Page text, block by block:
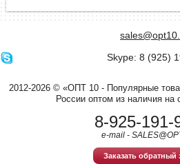
Skype: 8 (925)
2012-2026 © «ОПТ 10 - Популярные
России оптом из наличия на
8-925-191-
e-mail -
Заказать обратный